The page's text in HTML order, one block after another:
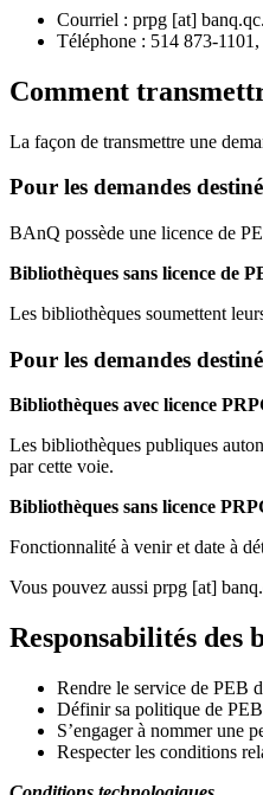
Courriel : prpg [at]
Téléphone : 514 873-
Comment
La façon de transmettre une
Pour les demandes
BAnQ possède une licence de
Bibliothèques sans licence de
Les bibliothèques soumettent
Pour les demandes
Bibliothèques avec licence
Les bibliothèques publiques
par cette voie.
Bibliothèques sans licence
Fonctionnalité à venir et date à
Vous pouvez aussi prpg [at]
Responsabilités des
Rendre le service de PEB
Définir sa politique de PEB
S’engager à nommer une
Respecter les conditions